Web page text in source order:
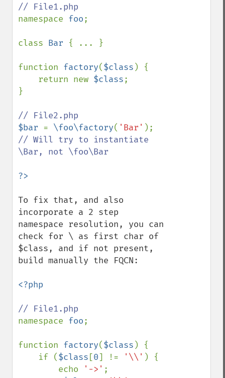
namespace foo;
class Bar { ... }
function factory($class ) {
    return new
$class;
}
$bar = \foo\factory( 'Bar'
// Will try to instantiate
\Bar, not \foo\Bar
To fix that, and also
incorporate a 2 step
namespace resolution, you can
check for \ as first char of
$class, and if not present,
build manually the FQCN:
<?php
namespace foo;
function factory($class ) {
    if (
$class [0] != '\\' ) {
        echo
'->' ;